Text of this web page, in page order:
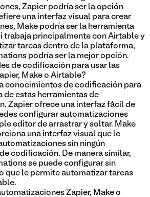
Zapier podría ser la opción
una interfaz visual para crear
Make podría ser la herramienta
trabaja principalmente con Airtable y
tareas dentro de la plataforma,
podría ser la mejor opción.
de codificación para usar las
Make o Airtable?
conocimientos de codificación para
de estas herramientas de
Zapier ofrece una interfaz fácil de
configurar automatizaciones
editor de arrastrar y soltar. Make
una interfaz visual que le
sin ningún
codificación. De manera similar,
se puede configurar sin
que le permite automatizar tareas
Zapier, Make o